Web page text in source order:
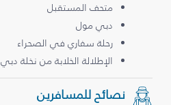
متحف المستقبل
دبي مول
رحلة سفاري في الصحراء
الإطلالة الخلابة من نخلة دبي
نصائح للمسافرين